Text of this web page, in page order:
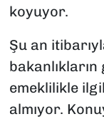
koyuyor.
Şu an
emeklilikle
almıyor.